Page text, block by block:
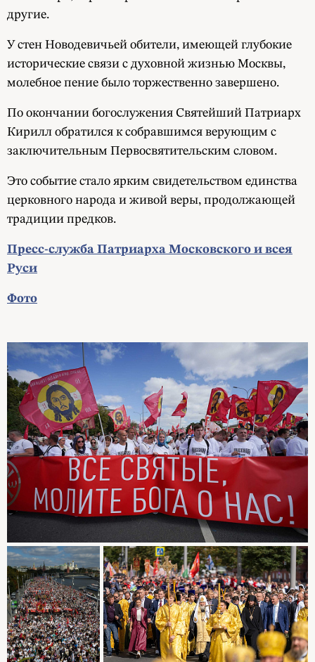
другие.
У стен Новодевичьей обители, имеющей глубокие
исторические связи с духовной жизнью Москвы,
молебное пение было торжественно завершено.
По окончании богослужения Святейший Патриарх
Кирилл обратился к собравшимся верующим с
заключительным Первосвятительским словом.
Это событие стало ярким свидетельством единства
церковного народа и живой веры, продолжающей
традиции предков.
Пресс-служба Патриарха Московского и всея
Руси
Фото